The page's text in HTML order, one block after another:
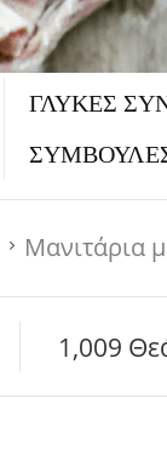
ΓΛΥΚΈΣ
Μανιτάρια
1,009